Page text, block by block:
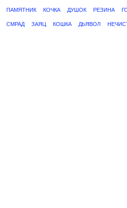
ПАМЯТНИК КОЧКА ДУШОК РЕЗИНА
СМРАД ЗАЯЦ КОШКА ДЬЯВОЛ